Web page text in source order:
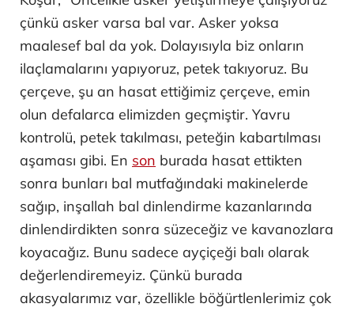
çünkü asker varsa bal var. Asker yoksa
maalesef bal da yok. Dolayısıyla biz onların
ilaçlamalarını yapıyoruz, petek takıyoruz. Bu
çerçeve, şu an hasat ettiğimiz çerçeve, emin
olun defalarca elimizden geçmiştir. Yavru
kontrolü, petek takılması, peteğin kabartılması
aşaması gibi. En son burada hasat ettikten
sonra bunları bal mutfağındaki makinelerde
sağıp, inşallah bal dinlendirme kazanlarında
dinlendirdikten sonra süzeceğiz ve kavanozlara
koyacağız. Bunu sadece ayçiçeği balı olarak
değerlendiremeyiz. Çünkü burada
akasyalarımız var, özellikle böğürtlenlerimiz çok